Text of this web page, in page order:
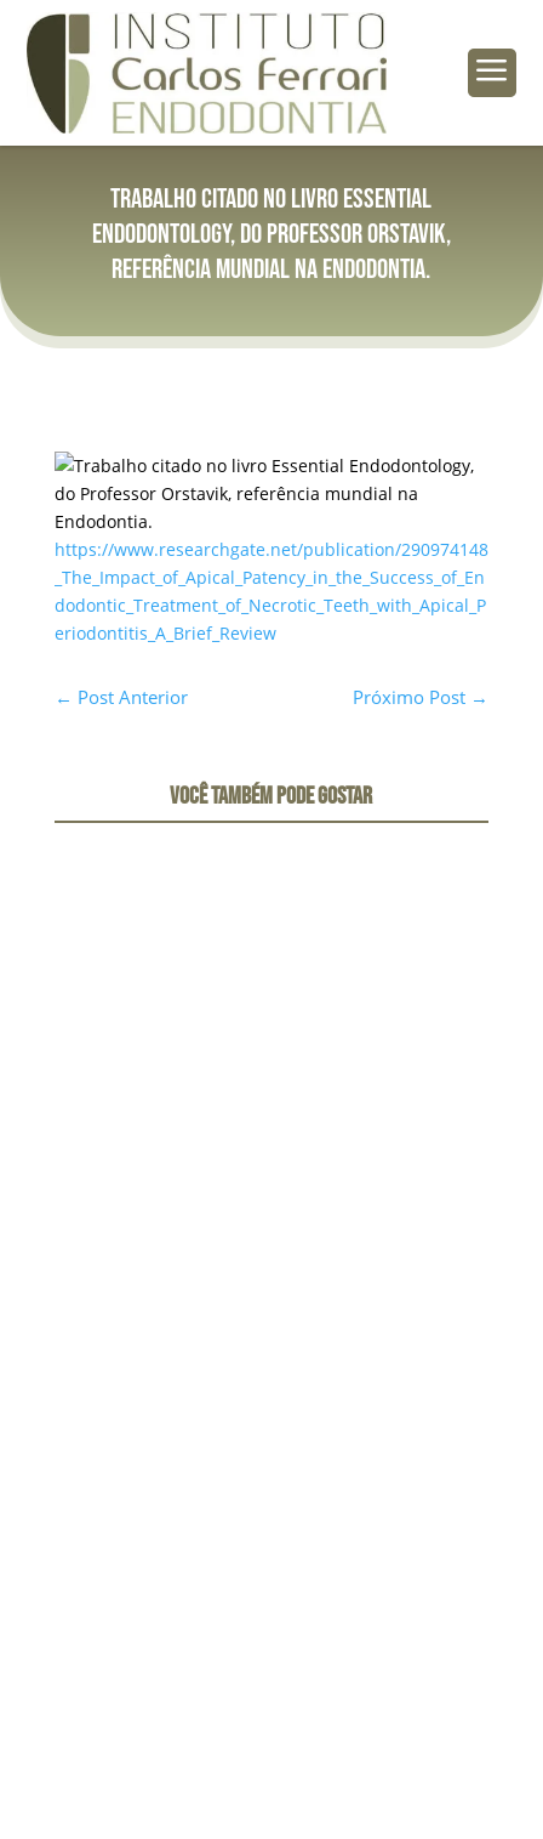
a
Trabalho citado no livro Essential
Endodontology, do Professor Orstavik,
referência mundial na Endodontia.
https://www.researchgate.net/publication/290974148
_The_Impact_of_Apical_Patency_in_the_Success_of_En
dodontic_Treatment_of_Necrotic_Teeth_with_Apical_P
eriodontitis_A_Brief_Review
← Post Anterior Próximo Post →
VOCÊ TAMBÉM PODE GOSTAR